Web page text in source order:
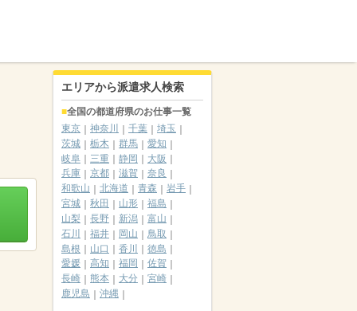
エリアから派遣求人検索
全国の都道府県のお仕事一覧
東京
神奈川 千葉
埼玉
茨城
栃木 群馬
愛知
岐阜
三重 静岡
大阪
兵庫
京都 滋賀
奈良
和歌山
北海道 青森
岩手
宮城
秋田 山形
福島
山梨
長野 新潟
富山
石川
福井 岡山
鳥取
島根
山口 香川
徳島
愛媛
高知 福岡
佐賀
長崎
熊本 大分
宮崎
鹿児島
沖縄